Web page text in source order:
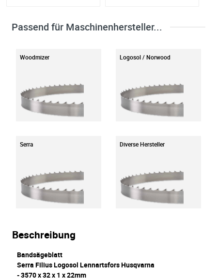
Passend für Maschinenhersteller...
Woodmizer Logosol / Norwood
Serra Diverse Hersteller
Beschreibung
Bandsägeblatt
Serra Filius Logosol Lennartsfors Husqvarna
- 3570 x 32 x 1 x 22mm